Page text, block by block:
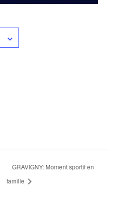
GRAVIGNY: Moment sportif en
famille